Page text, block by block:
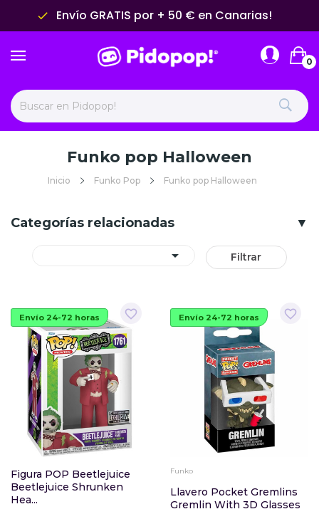
done Envío GRATIS por + 50 € en Canarias!
0
Funko pop Halloween
Inicio Funko Pop Funko pop Halloween
Categorías relacionadas
 Filtrar
favorite_border
Envío 24-72 horas
Figura POP Beetlejuice
Beetlejuice Shrunken
Hea...
favorite_border
Envío 24-72 horas
Funko
Llavero Pocket Gremlins
Gremlin With 3D Glasses